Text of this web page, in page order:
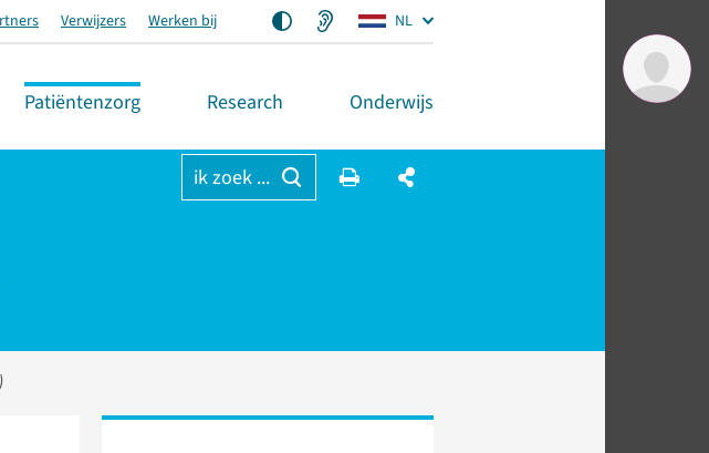
Verwijzers Werken bij NL
Patiëntenzorg Research Onderwijs
ik zoek ...